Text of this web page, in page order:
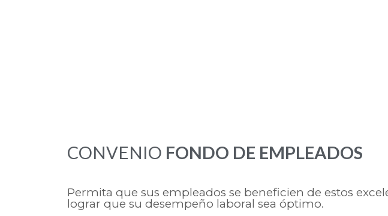
CONVENIO FONDO DE EMPLEADOS
Permita que sus empleados se beneficien de estos
lograr que su desempeño laboral sea óptimo.